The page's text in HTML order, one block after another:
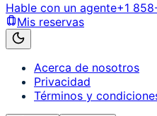
Hable con un agente+1
Mis reservas
Acerca de nosotros
Privacidad
Términos y